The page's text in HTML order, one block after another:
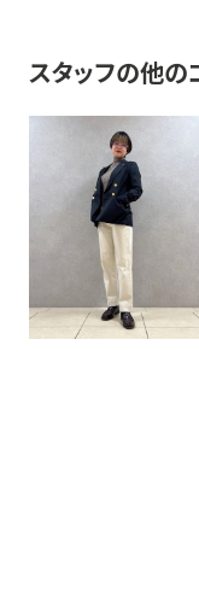
スタッフの他の